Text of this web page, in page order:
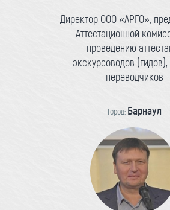
Директор ООО «АРГО»,
Аттестационной
проведению
экскурсоводов
переводчиков
Город: Барнаул